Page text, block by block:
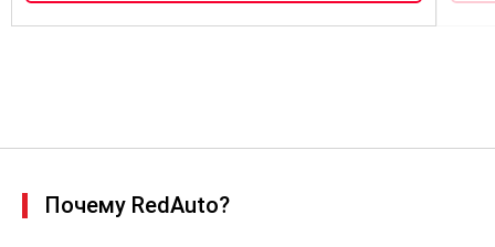
Почему RedAuto?